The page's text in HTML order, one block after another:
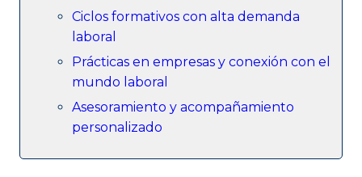
Ciclos formativos con alta demanda
laboral
Prácticas en empresas y conexión con el
mundo laboral
Asesoramiento y acompañamiento
personalizado